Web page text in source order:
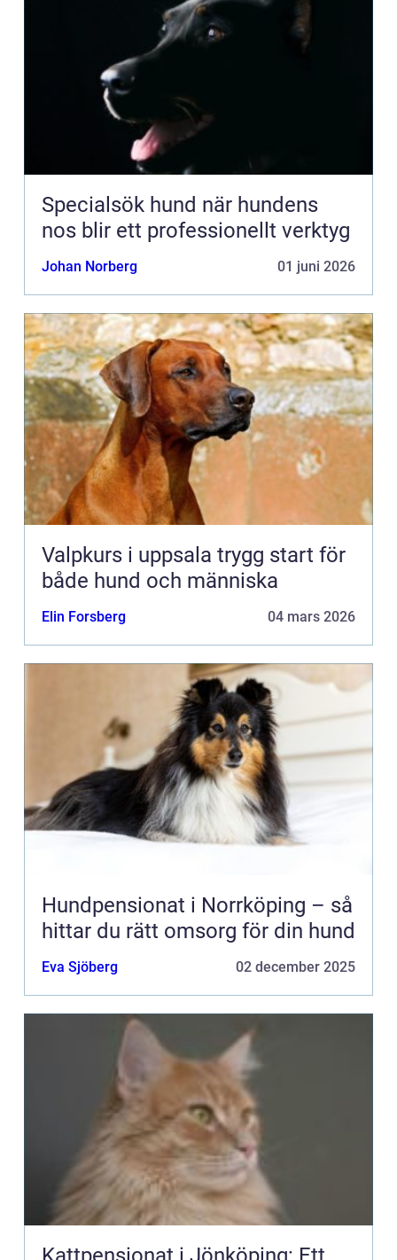
Specialsök hund när hundens
nos blir ett professionellt verktyg
Johan Norberg 01 juni 2026
Valpkurs i uppsala trygg start för
både hund och människa
Elin Forsberg 04 mars 2026
Hundpensionat i Norrköping – så
hittar du rätt omsorg för din hund
Eva Sjöberg 02 december 2025